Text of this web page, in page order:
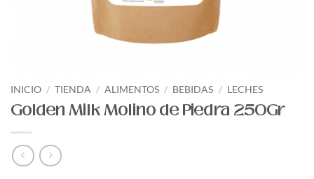
INICIO / TIENDA / ALIMENTOS / BEBIDAS / LECHES
Golden Milk Molino de Piedra 250Gr